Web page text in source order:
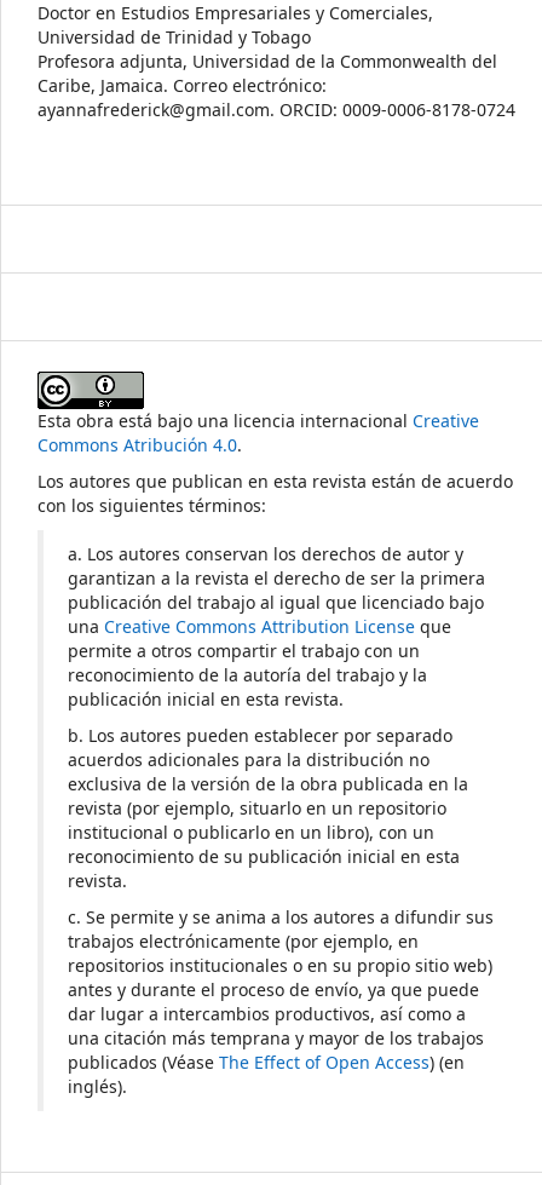
Doctor en Estudios Empresariales y Comerciales,
Universidad de Trinidad y Tobago
Profesora adjunta, Universidad de la Commonwealth del
Caribe, Jamaica. Correo electrónico:
ayannafrederick@gmail.com. ORCID: 0009-0006-8178-0724
Esta obra está bajo una licencia internacional Creative
Commons Atribución 4.0.
Los autores que publican en esta revista están de acuerdo
con los siguientes términos:
a. Los autores conservan los derechos de autor y
garantizan a la revista el derecho de ser la primera
publicación del trabajo al igual que licenciado bajo
una Creative Commons Attribution License que
permite a otros compartir el trabajo con un
reconocimiento de la autoría del trabajo y la
publicación inicial en esta revista.
b. Los autores pueden establecer por separado
acuerdos adicionales para la distribución no
exclusiva de la versión de la obra publicada en la
revista (por ejemplo, situarlo en un repositorio
institucional o publicarlo en un libro), con un
reconocimiento de su publicación inicial en esta
revista.
c. Se permite y se anima a los autores a difundir sus
trabajos electrónicamente (por ejemplo, en
repositorios institucionales o en su propio sitio web)
antes y durante el proceso de envío, ya que puede
dar lugar a intercambios productivos, así como a
una citación más temprana y mayor de los trabajos
publicados (Véase The Effect of Open Access) (en
inglés).